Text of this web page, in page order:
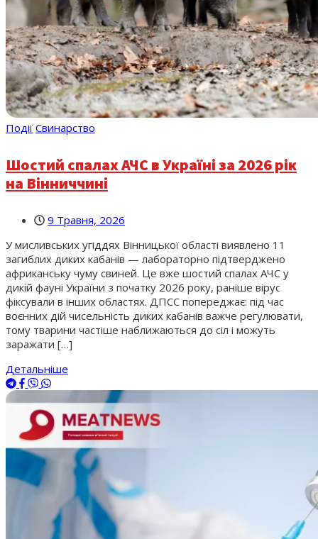
Події Свинарство
Шостий спалах АЧС в Україні за 2026 рік
на Вінниччині
9 Травня, 2026
У мисливських угіддях Вінницької області виявлено 11
загиблих диких кабанів — лабораторно підтверджено
африканську чуму свиней. Це вже шостий спалах АЧС у
дикій фауні України з початку 2026 року, раніше вірус
фіксували в інших областях. ДПСС попереджає: під час
воєнних дій чисельність диких кабанів важче регулювати,
тому тварини частіше наближаються до сіл і можуть
заражати […]
Детальніше